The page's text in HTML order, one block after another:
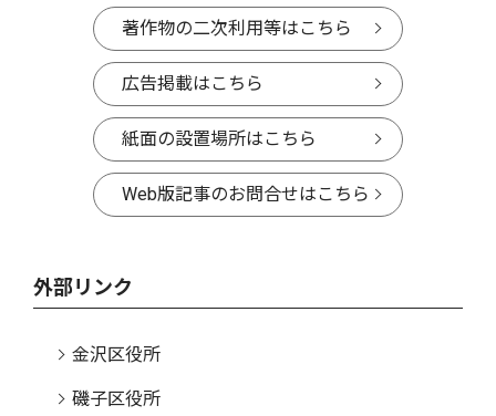
著作物の二次利用等はこちら
広告掲載はこちら
紙面の設置場所はこちら
Web版記事のお問合せはこちら
外部リンク
金沢区役所
磯子区役所